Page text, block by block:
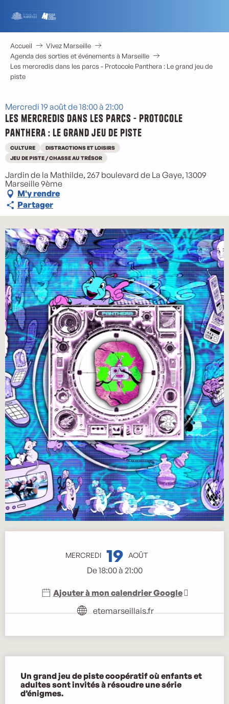
contenu
principal
Accueil
Vivez Marseille
Agenda des sorties et événements à Marseille
Les mercredis dans les parcs - Protocole Panthera : Le grand jeu de
piste
Mercredi 19 août de 18:00 à 21:00
Les mercredis dans les parcs - Protocole
Panthera : Le grand jeu de piste
CULTURE
DISTRACTIONS ET LOISIRS
JEU DE PISTE / CHASSE AU TRÉSOR
Jardin de la Mathilde, 267 boulevard de La Gaye, 13009
Marseille 9ème
M'y rendre
Partager
MERCREDI 19 AOÛT
De 18:00 à 21:00
Ajouter à mon calendrier Google
etemarseillais.fr
Un grand jeu de piste coopératif où enfants et
adultes sont invités à résoudre une série
d’énigmes.